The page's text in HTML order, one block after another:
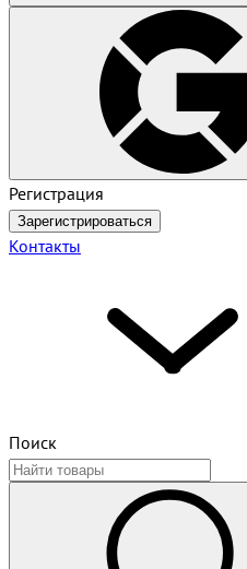
Регистрация
Зарегистрироваться
Контакты
Поиск